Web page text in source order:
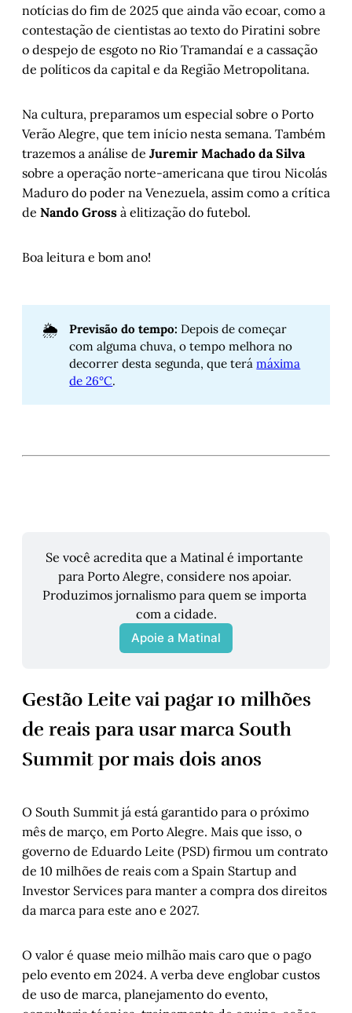
notícias do fim de 2025 que ainda vão ecoar, como a
contestação de cientistas ao texto do Piratini sobre
o despejo de esgoto no Rio Tramandaí e a cassação
de políticos da capital e da Região Metropolitana.
Na cultura, preparamos um especial sobre o Porto
Verão Alegre, que tem início nesta semana. Também
trazemos a análise de Juremir Machado da Silva
sobre a operação norte-americana que tirou Nicolás
Maduro do poder na Venezuela, assim como a crítica
de Nando Gross à elitização do futebol.
Boa leitura e bom ano!
🌦️ Previsão do tempo: Depois de começar
com alguma chuva, o tempo melhora no
decorrer desta segunda, que terámáxima
de 26°C.
Se você acredita que a Matinal é importante
para Porto Alegre, considere nos apoiar.
Produzimos jornalismo para quem se importa
com a cidade.
Apoie a Matinal
Gestão Leite vai pagar 10 milhões
de reais para usar marca South
Summit por mais dois anos
O South Summit já está garantido para o próximo
mês de março, em Porto Alegre. Mais que isso, o
governo de Eduardo Leite (PSD) firmou um contrato
de 10 milhões de reais com a Spain Startup and
Investor Services para manter a compra dos direitos
da marca para este ano e 2027.
O valor é quase meio milhão mais caro que o pago
pelo evento em 2024. A verba deve englobar custos
de uso de marca, planejamento do evento,